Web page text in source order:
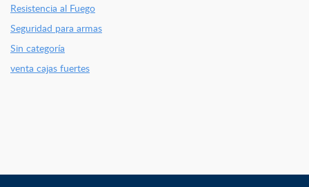
Resistencia al Fuego
Seguridad para armas
Sin categoría
venta cajas fuertes